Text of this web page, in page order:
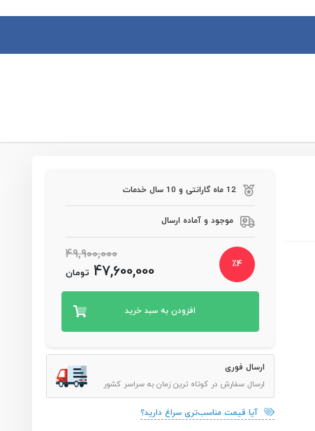
12 ماه گارانتی و 10 سال خدمات
موجود و آماده ارسال
٪4
49,900,000
47,600,000 تومان
افزودن به سبد خرید
ارسال فوری
ارسال سفارش در کوتاه ترین زمان به سراسر کشور
آیا قیمت مناسب‌تری سراغ دارید؟